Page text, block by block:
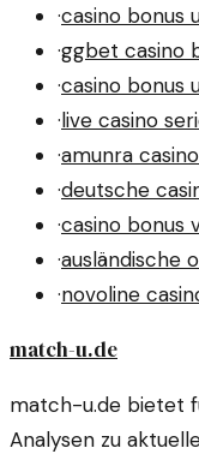
·casino bonus
·ggbet casino
·casino bonus
·live casino
·amunra
·deutsche
·casino bonus
·ausländische
·novoline
match-u.de
match-u.de bietet
Analysen zu